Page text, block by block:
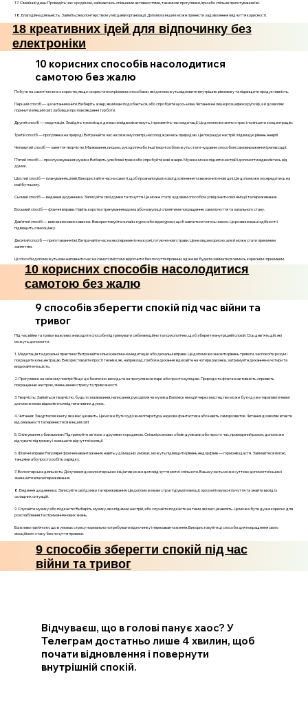
17. Сімейний день: Проведіть час з родиною, займаючись спільними активностями, такими як прогулянки, ігри або спільне приготування їжі.
18. Благодійна діяльність: Займіться волонтерством у місцевій організації. Допомога іншим може принести задоволення і відчуття корисності.
18 креативних ідей для відпочинку без
електроніки
10 корисних способів насолодитися
самотою без жалю
Побути на самоті можна з користю, якщо скористатися різними способами, які допоможуть відновити внутрішню рівновагу та підвищити продуктивність.
Перший спосіб — це читання книги. Виберіть жанр, який вам подобається, або спробуйте щось нове. Читання не лише розширює кругозір, а й дозволяє
поринути в інший світ, забувши про повсякденні турботи.
Другий спосіб — медитація. Знайдіть тихе місце, де вас не відволікатимуть, і присвятіть час медитації. Це допоможе зняти стрес і поліпшити концентрацію.
Третій спосіб — прогулянка на природі. Витрачайте час на свіжому повітрі, насолоджуючись природою. Це покращує настрій і підвищує рівень енергії.
Четвертий спосіб — заняття творчістю. Малювання, письмо, рукоділля або інші творчі хобі можуть стати чудовим способом самовираження і релаксації.
П’ятий спосіб — прослуховування музики. Виберіть улюблені треки або спробуйте нові жанри. Музика може підняти настрій і допомогти відволіктись від
думок.
Шостий спосіб — планування цілей. Використайте час на самоті, щоб проаналізувати свої досягнення та визначити нові цілі. Це допоможе зосередитись на
майбутньому.
Сьомий спосіб — ведення щоденника. Записуйте свої думки та почуття. Це може стати чудовим способом усвідомити свої емоції та переживання.
Восьмий спосіб — фізичні вправи. Навіть коротка тренування вдома або на вулиці сприятиме покращенню самопочуття та загального стану.
Дев’ятий спосіб — вивчення нових навичок. Використовуйте онлайн-курси або відеоуроки, щоб навчитися чогось нового. Це розвине ваші здібності і
підвищить самооцінку.
Десятий спосіб — приготування їжі. Витрачайте час на експерименти на кухні, готуючи нові страви. Це не лише корисно, але й може стати приємним
заняттям.
Ці способи допоможуть вам наповнити час на самоті змістом і відпочити без почуття провини, адже ви будете займатися чимось корисним і приємним.
10 корисних способів насолодитися
самотою без жалю
9 способів зберегти спокій під час війни та
тривог
Під час війни та тривог важливо знаходити способи підтримувати себе емоційно та психологічно, щоб зберегти внутрішній спокій. Ось дев'ять дій, які
можуть допомогти:
1. Медитація та дихальні практики: Витрачайте кілька хвилин на медитацію або дихальні вправи. Це допоможе знизити рівень тривоги, заспокоїти розум і
покращити концентрацію. Використовуйте прості техніки, як, наприклад, глибоке дихання: вдихайте на чотири рахунки, затримуйте дихання на чотири та
видихайте на шість.
2. Прогулянки на свіжому повітрі: Якщо це безпечно, виходьте на прогулянки в парк або просто вулицею. Природа та фізична активність сприяють
покращенню настрою, зменшенню стресу та тривожності.
3. Творчість: Займіться творчістю, будь то малювання, написання, рукоділля чи музика. Виплеск емоцій через мистецтво може бути дуже терапевтичним і
допоможе вам відволіктися від негативних думок.
4. Читання: Зануртеся в книгу, яка вас цікавить. Це може бути художня література, наукова фантастика або навіть саморозвиток. Читання дозволяє втекти
від реальності та перенестися в інший світ.
5. Спілкування з близькими: Підтримуйте зв'язок з друзями та родиною. Спільні розмови, обмін думками або просто час, проведений разом, допоможе
відчувати підтримку і зменшити відчуття ізоляції.
6. Фізичні вправи: Регулярні фізичні навантаження, навіть у домашніх умовах, можуть підвищити рівень ендорфінів — гормонів щастя. Займайтеся йогою,
танцями або просто робіть зарядку.
7. Волонтерська діяльність: Долучення до волонтерських ініціатив може дати відчуття мети і спільноти. Ваша участь може суттєво допомогти іншим і
зменшити власні переживання.
8. Ведення щоденника: Записуйте свої думки та переживання. Це допоможе вам структурувати емоції, зрозуміти власні почуття та знайти вихід із
складних ситуацій.
9. Слухайте музику або подкасти: Виберіть музику, яка піднімає настрій, або слухайте подкасти на теми, які вас цікавлять. Це може бути дуже корисно для
розслаблення та отримання нових знань.
Важливо пам’ятати, що в умовах стресу нормально потребувати відпочинку і перезавантаження. Використовуйте ці способи для покращення свого
емоційного стану без почуття провини.
9 способів зберегти спокій під час
війни та тривог
Відчуваєш, що в голові панує хаос? У
Телеграм достатньо лише 4 хвилин, щоб
почати відновлення і повернути
внутрішній спокій.